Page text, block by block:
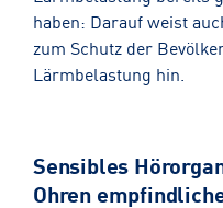
haben: Darauf weist
zum Schutz der
Lärmbelastung hin.
Sensibles
Ohren